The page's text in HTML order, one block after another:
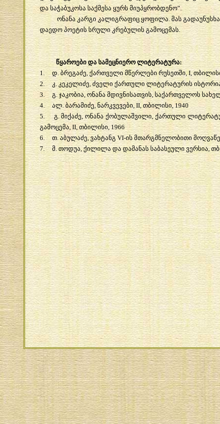
და საჭაბუკოსა საქმესა ყურს მიუპყრობდენო”.
ონანა კარგი კალიგრაფიც ყოფილა.მას
დაედო პოეტის სრული კრებულის გამოცემას.
წყაროები და სამეცნიერო ლიტერატურა:
1.დ .ბრეგაძე ,ქართველი მწერლები რუსეთში, I,
2.კ კეკელიძე,ძველი ქართული ლიტერატურის
3.გ. ჯაკობია,ონანა მდივნისათვის, საქართველოს
4. ალ.ბარამიძე,ნარკვევები, II,თბილისი, 1940
5.გ .მიქაძე,ონანა ქობულაშვილი ,ქართული
გამოცემა, II,თბილისი, 1966
6.თ.აბულაძე,ვახტანგVI-ის მთარგმნელობითი
7. მ .თოდუა ,ქილილა და დამანას საბასეული ვერსია,